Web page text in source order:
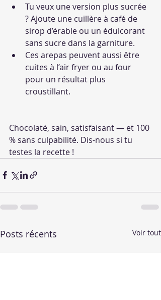
Tu veux une version plus sucrée
? Ajoute une cuillère à café de
sirop d’érable ou un édulcorant
sans sucre dans la garniture.
Ces arepas peuvent aussi être
cuites à l’air fryer ou au four
pour un résultat plus
croustillant.
Chocolaté, sain, satisfaisant — et 100
% sans culpabilité. Dis-nous si tu
testes la recette !
Posts récents Voir tout